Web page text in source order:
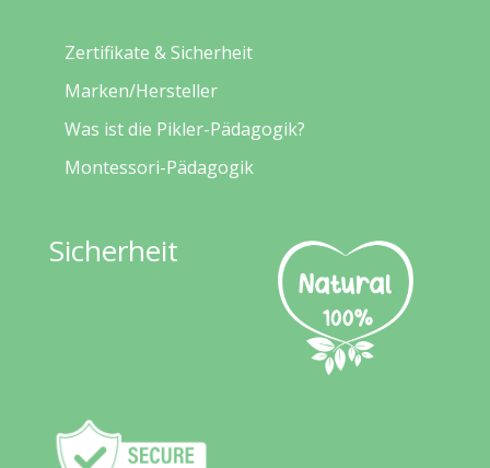
Zertifikate & Sicherheit
Marken/Hersteller
Was ist die Pikler-Pädagogik?
Montessori-Pädagogik
Sicherheit